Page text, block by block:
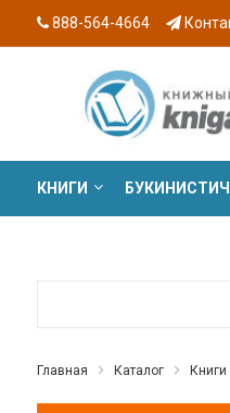
888-564-4664
КНИГИ
Главная Каталог Книги